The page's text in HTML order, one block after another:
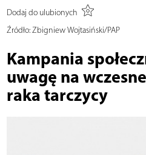
Dodaj do ulubionych
Źródło:Zbigniew Wojtasiński/PAP
Kampania
uwagę na
raka tarczycy